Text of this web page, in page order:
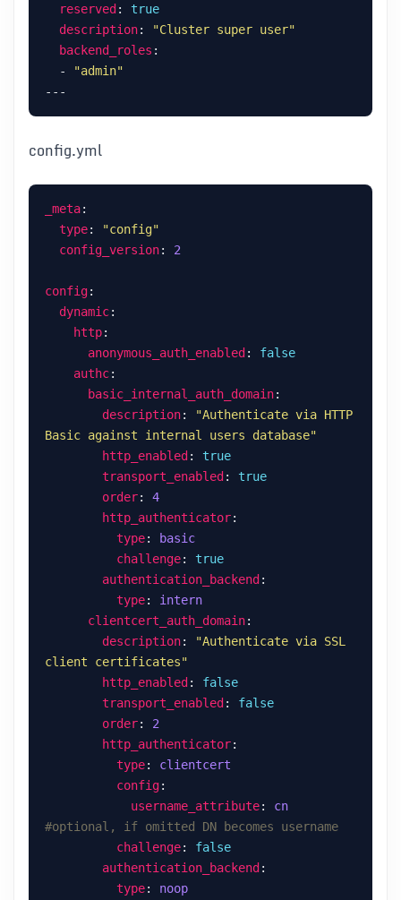
reserved : true
description:
"Cluster super user"
backend_roles
  -
"admin"
config.yml
_meta
type:
"config"
config_version: 2
config
dynamic
http
anonymous_auth_enabled : false
authc
basic_internal_auth_domain
description:
"Authenticate via HTTP
Basic against internal users database"
http_enabled : true
transport_enabled : true
order: 4
http_authenticator
type:
basic
challenge: true
authentication_backend
type: intern
clientcert_auth_domain
description:
"Authenticate via SSL
client certificates"
http_enabled : false
transport_enabled : false
order: 2
http_authenticator
type: clientcert
config
username_attribute: cn
#optional, if omitted DN becomes username
challenge: false
authentication_backend
type: noop